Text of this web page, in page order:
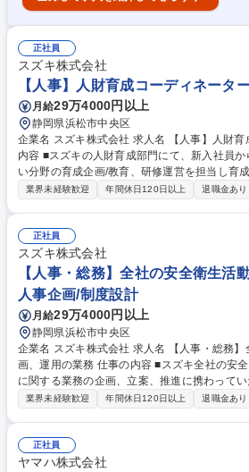
正社員
スズキ株式会社
【人事】人財育成コーディネータ
月給29万4000円以上
静岡県浜松市中央区
企業名 スズキ株式会社 求人名 【人事】人財育成コーディネーター 仕事の
内容 ■スズキの人財育成部門にて、新入社員
い分野の育成企画/教育、研修運営を担当し育
ます。【詳細】■階層別教育をはじめとする全
発■インドなど海外拠点と連携した人材育成の
に必要な基礎的な知識・技術を習得する教育の
ンスに必要な基礎的な知識・技術を習得する
自動運転開発など高度な知識・技術を習得する教育
【人事】人財育成コーディネーター
業界未経験歓迎 年間休日120日以上 退職金あり
正社員
スズキ株式会社
【人事・総務】全社の安全衛生活
人事企画/制度設計
月給29万4000円以上
静岡県浜松市中央区
企業名 スズキ株式会社 求人名 【人事・総務】全社の安全衛生活動の企
画、運用の業務 仕事の内容 ■スズキ全社の安全衛生管理及び労働災害防止
に関する業務の企画、立案、推進に携わっていただきま
は】 ・安全衛生方針・年間活動計画の策定 ・
活動の推進 等 募集職種 【人事・総務】全社の安全衛生活動の企画、運用
の業務
業界未経験歓迎 年間休日120日以上 退職金あり
正社員
ヤマハ株式会社